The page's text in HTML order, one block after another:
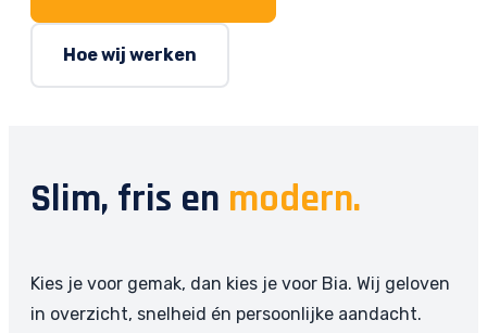
Hoe wij werken
Slim, fris en modern.
Kies je voor gemak, dan kies je voor Bia. Wij geloven
in overzicht, snelheid én persoonlijke aandacht.